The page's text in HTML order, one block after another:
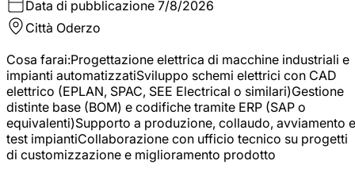
Data di pubblicazione 7/8/2026
Città Oderzo
Cosa farai:Progettazione elettrica di macchine industriali e
impianti automatizzatiSviluppo schemi elettrici con CAD
elettrico (EPLAN, SPAC, SEE Electrical o similari)Gestione
distinte base (BOM) e codifiche tramite ERP (SAP o
equivalenti)Supporto a produzione, collaudo, avviamento e
test impiantiCollaborazione con ufficio tecnico su progetti
di customizzazione e miglioramento prodotto